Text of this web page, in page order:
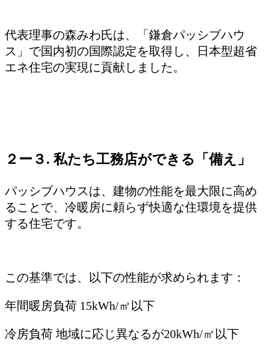
代表理事の森みわ氏は、「鎌倉パッシブハウ
ス」で国内初の国際認定を取得し、日本型超省
エネ住宅の実現に貢献しました。
２ー３. 私たち工務店ができる「備え」
パッシブハウスは、建物の性能を最大限に高め
ることで、冷暖房に頼らず快適な住環境を提供
する住宅です。
この基準では、以下の性能が求められます：
年間暖房負荷 15kWh/㎡以下
冷房負荷 地域に応じ異なるが20kWh/㎡以下